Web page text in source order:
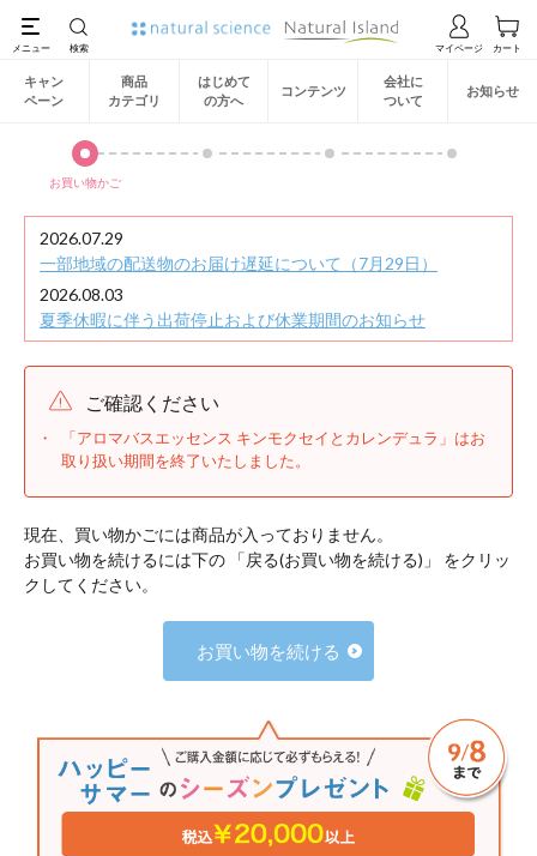
キャン
ペーン
商品
カテゴリ
はじめて
の方へ
コンテンツ
会社に
ついて
お知らせ
お買い物かご
2026.07.29
一部地域の配送物のお届け遅延について（7月29日）
2026.08.03
夏季休暇に伴う出荷停止および休業期間のお知らせ
ご確認ください
「アロマバスエッセンス キンモクセイとカレンデュラ」はお
取り扱い期間を終了いたしました。
現在、買い物かごには商品が入っておりません。
お買い物を続けるには下の 「戻る(お買い物を続ける)」 をクリッ
クしてください。
お買い物を続ける